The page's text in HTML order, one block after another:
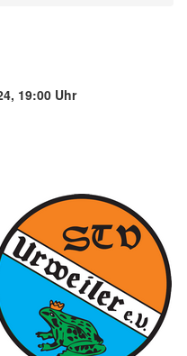
19:00 Uhr